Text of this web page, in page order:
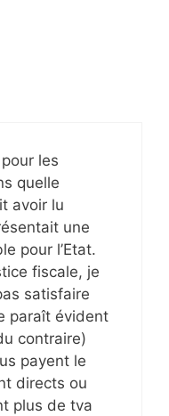
les
quelle
avoir lu
une
pour l’Etat.
fiscale, je
satisfaire
paraît évident
contraire)
payent le
directs ou
plus de tva